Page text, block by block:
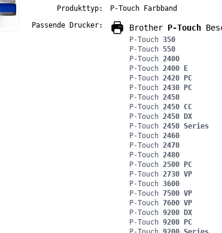
Produkttyp:
P-Touch Farbband
Passende Drucker:
Brother P-Touch
P-Touch 350
P-Touch 550
P-Touch 2400
P-Touch 2400 E
P-Touch 2420 PC
P-Touch 2430 PC
P-Touch 2450
P-Touch 2450 CC
P-Touch 2450 DX
P-Touch 2450 Series
P-Touch 2460
P-Touch 2470
P-Touch 2480
P-Touch 2500 PC
P-Touch 2730 VP
P-Touch 3600
P-Touch 7500 VP
P-Touch 7600 VP
P-Touch 9200 DX
P-Touch 9200 PC